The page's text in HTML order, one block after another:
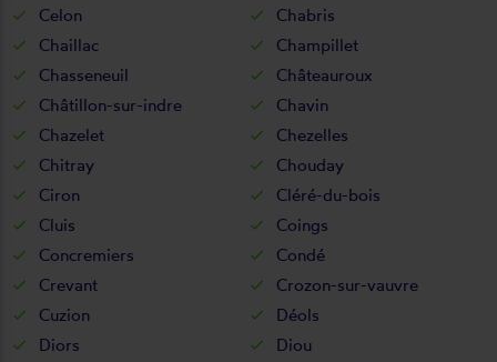
Celon
Chabris
Chaillac
Champillet
Chasseneuil
Châteauroux
Châtillon-sur-indre
Chavin
Chazelet
Chezelles
Chitray
Chouday
Ciron
Cléré-du-bois
Cluis
Coings
Concremiers
Condé
Crevant
Crozon-sur-vauvre
Cuzion
Déols
Diors
Diou